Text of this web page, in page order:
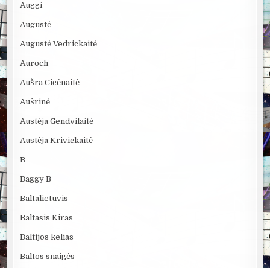
Auggi
Augustė
Augustė Vedrickaitė
Auroch
Aušra Cicėnaitė
Aušrinė
Austėja Gendvilaitė
Austėja Krivickaitė
B
Baggy B
Baltalietuvis
Baltasis Kiras
Baltijos kelias
Baltos snaigės